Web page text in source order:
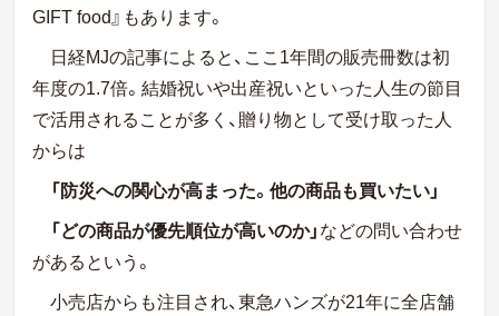
GIFT food』もあります。
日経MJの記事によると、ここ1年間の販売冊数は初
年度の1.7倍。結婚祝いや出産祝いといった人生の節目
で活用されることが多く、贈り物として受け取った人
からは
「防災への関心が高まった。他の商品も買いたい」
「どの商品が優先順位が高いのか」などの問い合わせ
があるという。
小売店からも注目され、東急ハンズが21年に全店舗